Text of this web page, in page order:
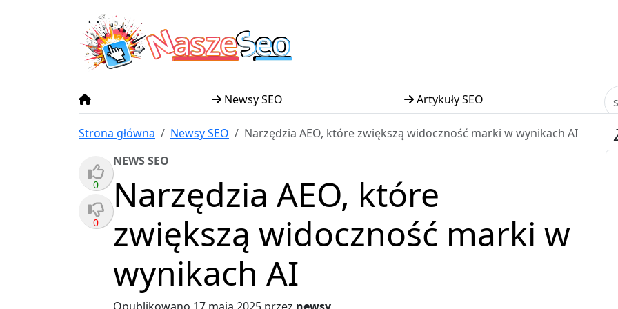
NaszeSeo
Newsy SEO Artykuły SEO
Strona główna Newsy SEO Narzędzia AEO, które zwiększą widoczność marki w wynikach AI
0
0
NEWS SEO
Narzędzia AEO, które
zwiększą widoczność marki w
wynikach AI